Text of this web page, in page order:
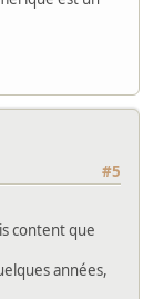
#5
content que
années,